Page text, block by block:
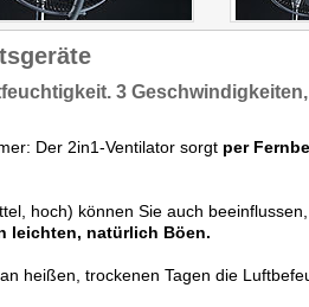
3 Geschwindigkeiten,
Der 2in1-Ventilator sorgt per
hoch) können Sie auch
leichten, natürlich Böen.
heißen, trockenen Tagen die